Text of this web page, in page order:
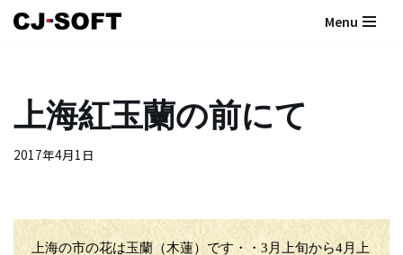
ツ
へ
ッ
Menu
上海紅玉蘭の前にて
2017年4月1日
上海の市の花は玉蘭（木蓮）です・・3月上旬から4月上